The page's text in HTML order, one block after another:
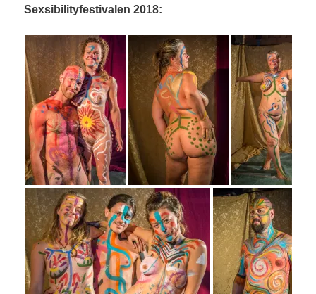
Sexsibilityfestivalen 2018: